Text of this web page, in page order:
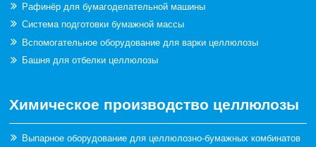
Рафинёр для бумагоделательной машины
Система подготовки бумажной массы
Вспомогательное оборудование для варки целлюлозы
Башня для отбелки целлюлозы
Химическое производство целлюлозы
Выпарное оборудование для целлюлозно-бумажных комбинатов